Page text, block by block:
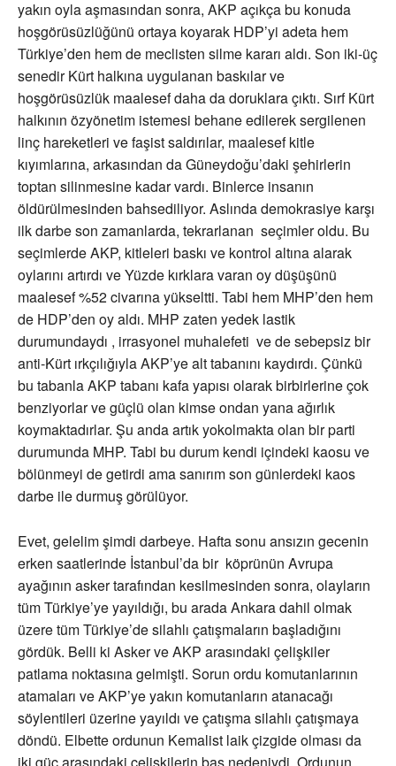
yakın oyla aşmasından sonra, AKP açıkça bu konuda
hoşgörüsüzlüğünü ortaya koyarak HDP’yi adeta hem
Türkiye’den hem de meclisten silme kararı aldı. Son iki-üç
senedir Kürt halkına uygulanan baskılar ve
hoşgörüsüzlük maalesef daha da doruklara çıktı. Sırf Kürt
halkının özyönetim istemesi behane edilerek sergilenen
linç hareketleri ve faşist saldırılar, maalesef kitle
kıyımlarına, arkasından da Güneydoğu’daki şehirlerin
toptan silinmesine kadar vardı. Binlerce insanın
öldürülmesinden bahsediliyor. Aslında demokrasiye karşı
ilk darbe son zamanlarda, tekrarlanan seçimler oldu. Bu
seçimlerde AKP, kitleleri baskı ve kontrol altına alarak
oylarını artırdı ve Yüzde kırklara varan oy düşüşünü
maalesef %52 civarına yükseltti. Tabi hem MHP’den hem
de HDP’den oy aldı. MHP zaten yedek lastik
durumundaydı , irrasyonel muhalefeti ve de sebepsiz bir
anti-Kürt ırkçılığıyla AKP’ye alt tabanını kaydırdı. Çünkü
bu tabanla AKP tabanı kafa yapısı olarak birbirlerine çok
benziyorlar ve güçlü olan kimse ondan yana ağırlık
koymaktadırlar. Şu anda artık yokolmakta olan bir parti
durumunda MHP. Tabi bu durum kendi içindeki kaosu ve
bölünmeyi de getirdi ama sanırım son günlerdeki kaos
darbe ile durmuş görülüyor.
Evet, gelelim şimdi darbeye. Hafta sonu ansızın gecenin
erken saatlerinde İstanbul’da bir köprünün Avrupa
ayağının asker tarafından kesilmesinden sonra, olayların
tüm Türkiye’ye yayıldığı, bu arada Ankara dahil olmak
üzere tüm Türkiye’de silahlı çatışmaların başladığını
gördük. Belli ki Asker ve AKP arasındaki çelişkiler
patlama noktasına gelmişti. Sorun ordu komutanlarının
atamaları ve AKP’ye yakın komutanların atanacağı
söylentileri üzerine yayıldı ve çatışma silahlı çatışmaya
döndü. Elbette ordunun Kemalist laik çizgide olması da